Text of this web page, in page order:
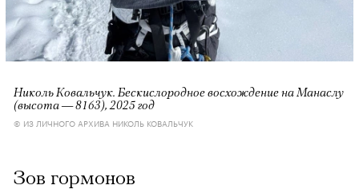
Николь Ковальчук. Бескислородное восхождение на Манаслу
(высота — 8163), 2025 год
© ИЗ ЛИЧНОГО АРХИВА НИКОЛЬ КОВАЛЬЧУК
Зов гормонов